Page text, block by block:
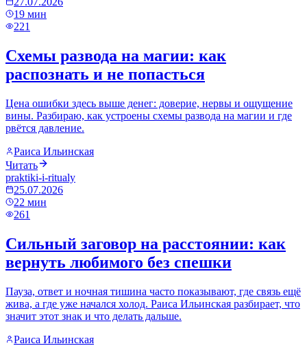
19 мин
221
Схемы развода на магии: как
распознать и не попасться
Цена ошибки здесь выше денег: доверие, нервы и ощущение
вины. Разбираю, как устроены схемы развода на магии и где
рвётся давление.
Раиса Ильинская
Читать
praktiki-i-ritualy
25.07.2026
22 мин
261
Сильный заговор на расстоянии: как
вернуть любимого без спешки
Пауза, ответ и ночная тишина часто показывают, где связь ещё
жива, а где уже начался холод. Раиса Ильинская разбирает, что
значит этот знак и что делать дальше.
Раиса Ильинская